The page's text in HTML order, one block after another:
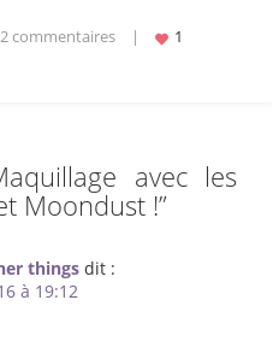
commentaires |
avec les
Moondust !”
things dit :
à 19:12